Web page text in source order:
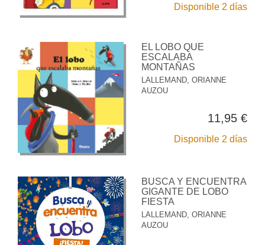
Disponible 2 días
EL LOBO QUE
ESCALABA
MONTAÑAS
LALLEMAND, ORIANNE
AUZOU
11,95 €
Disponible 2 días
BUSCA Y ENCUENTRA
GIGANTE DE LOBO
FIESTA
LALLEMAND, ORIANNE
AUZOU